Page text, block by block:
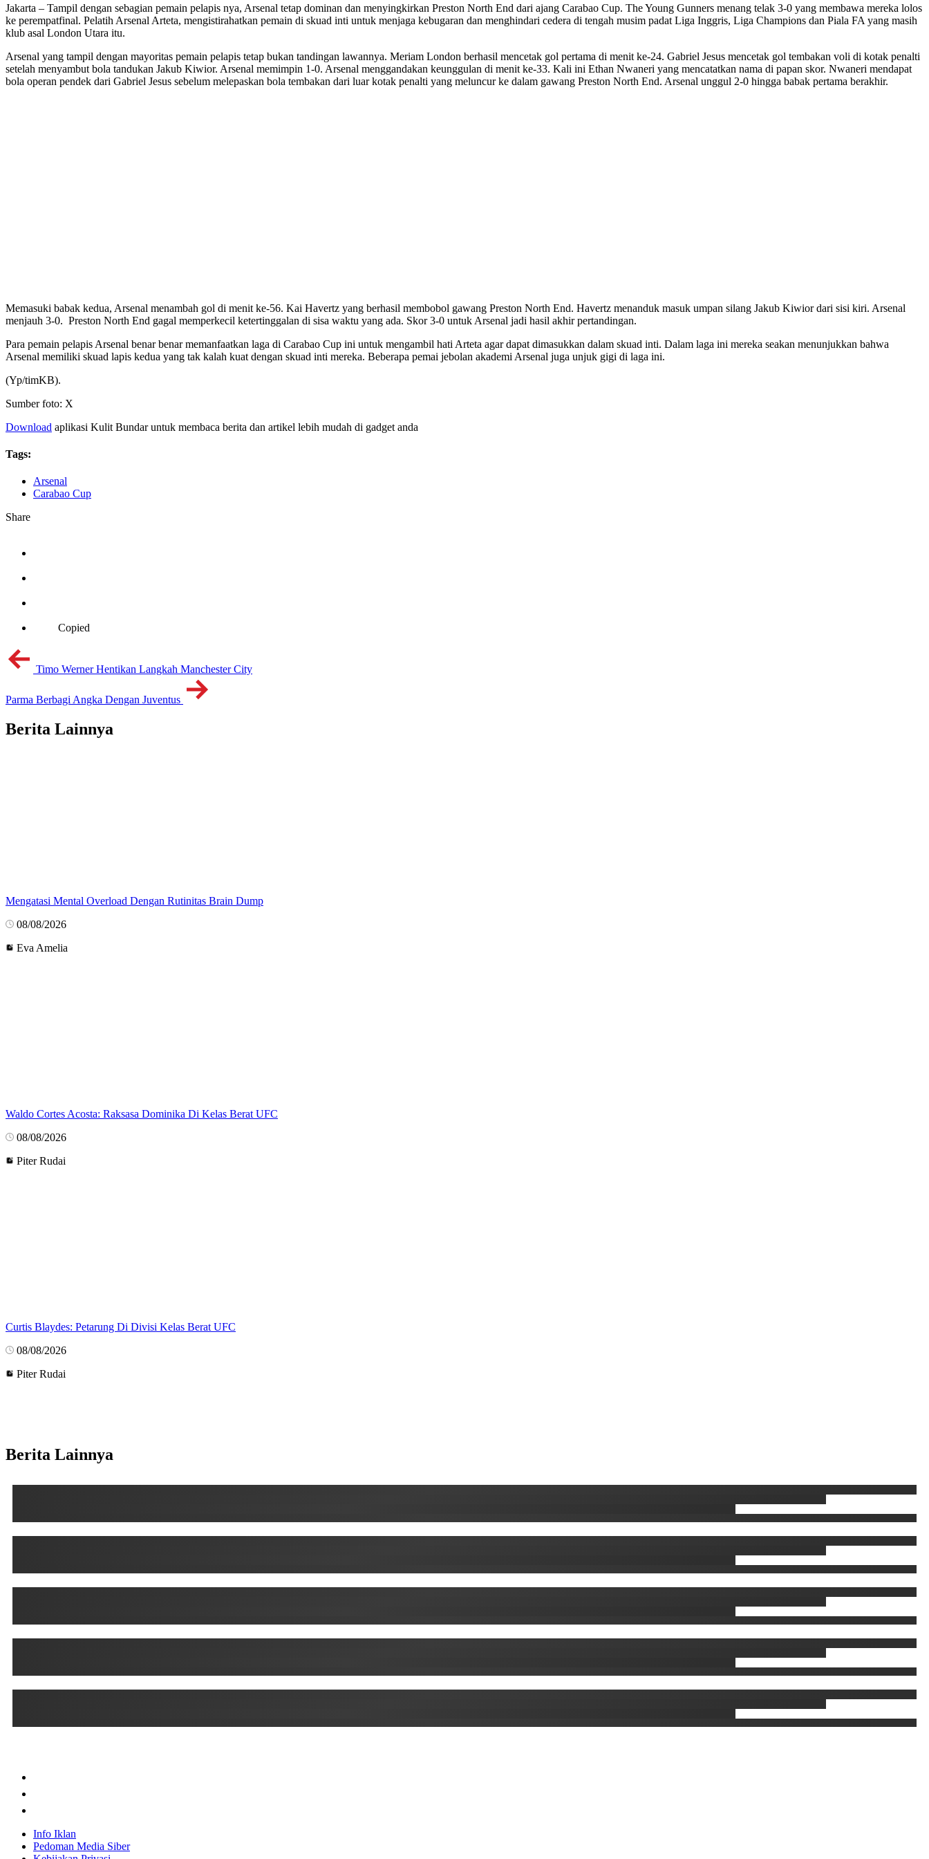
Jakarta – Tampil dengan sebagian pemain pelapis nya, Arsenal tetap dominan dan menyingkirkan Preston North End dari ajang Carabao Cup. The Young Gunners menang telak 3-0 yang membawa mereka lolos
ke perempatfinal. Pelatih Arsenal Arteta, mengistirahatkan pemain di skuad inti untuk menjaga kebugaran dan menghindari cedera di tengah musim padat Liga Inggris, Liga Champions dan Piala FA yang masih
klub asal London Utara itu.
Arsenal yang tampil dengan mayoritas pemain pelapis tetap bukan tandingan lawannya. Meriam London berhasil mencetak gol pertama di menit ke-24. Gabriel Jesus mencetak gol tembakan voli di kotak penalti
setelah menyambut bola tandukan Jakub Kiwior. Arsenal memimpin 1-0. Arsenal menggandakan keunggulan di menit ke-33. Kali ini Ethan Nwaneri yang mencatatkan nama di papan skor. Nwaneri mendapat
bola operan pendek dari Gabriel Jesus sebelum melepaskan bola tembakan dari luar kotak penalti yang meluncur ke dalam gawang Preston North End. Arsenal unggul 2-0 hingga babak pertama berakhir.
Memasuki babak kedua, Arsenal menambah gol di menit ke-56. Kai Havertz yang berhasil membobol gawang Preston North End. Havertz menanduk masuk umpan silang Jakub Kiwior dari sisi kiri. Arsenal
menjauh 3-0. Preston North End gagal memperkecil ketertinggalan di sisa waktu yang ada. Skor 3-0 untuk Arsenal jadi hasil akhir pertandingan.
Para pemain pelapis Arsenal benar benar memanfaatkan laga di Carabao Cup ini untuk mengambil hati Arteta agar dapat dimasukkan dalam skuad inti. Dalam laga ini mereka seakan menunjukkan bahwa
Arsenal memiliki skuad lapis kedua yang tak kalah kuat dengan skuad inti mereka. Beberapa pemai jebolan akademi Arsenal juga unjuk gigi di laga ini.
(Yp/timKB).
Sumber foto: X
Download aplikasi Kulit Bundar untuk membaca berita dan artikel lebih mudah di gadget anda
Tags:
Arsenal
Carabao Cup
Share
Copied
Timo Werner Hentikan Langkah Manchester City
Parma Berbagi Angka Dengan Juventus
Berita Lainnya
Mengatasi Mental Overload Dengan Rutinitas Brain Dump
08/08/2026
Eva Amelia
Waldo Cortes Acosta: Raksasa Dominika Di Kelas Berat UFC
08/08/2026
Piter Rudai
Curtis Blaydes: Petarung Di Divisi Kelas Berat UFC
08/08/2026
Piter Rudai
Berita Lainnya
Info Iklan
Pedoman Media Siber